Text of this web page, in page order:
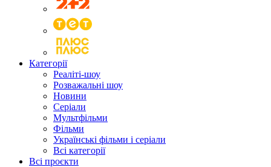
Категорії
Реаліті-шоу
Розважальні шоу
Новини
Серіали
Мультфільми
Фільми
Українські фільми і серіали
Всі категорії
Всі проєкти